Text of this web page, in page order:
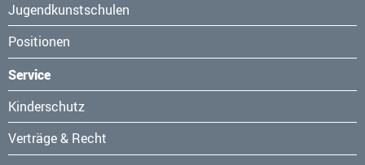
Jugendkunstschulen
Positionen
Service
Navigation
überspringen
Kinderschutz
Verträge & Recht